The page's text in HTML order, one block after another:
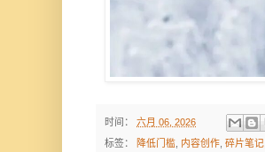
时间： 六月 06, 2026
标签： 降低门槛 内容创作 碎片笔记